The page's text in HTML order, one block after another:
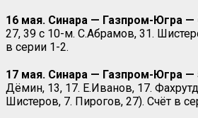
16 мая. Синара — Газпром-Югра —
27, 39 с 10-м. С.Абрамов, 31.
в серии 1-2.
17 мая. Синара — Газпром-Югра —
Дёмин, 13, 17. Е.Иванов, 17.
Шистеров, 7. Пирогов, 27). Счёт в